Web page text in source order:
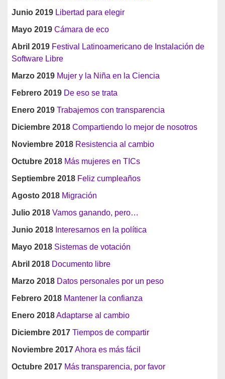
Junio 2019 Libertad para elegir
Mayo 2019 Cámara de eco
Abril 2019 Festival Latinoamericano de Instalación de
Software Libre
Marzo 2019 Mujer y la Niña en la Ciencia
Febrero 2019 De eso se trata
Enero 2019 Trabajemos con transparencia
Diciembre 2018 Compartiendo lo mejor de nosotros
Noviembre 2018 Resistencia al cambio
Octubre 2018 Más mujeres en TICs
Septiembre 2018 Feliz cumpleaños
Agosto 2018 Migración
Julio 2018 Vamos ganando, pero…
Junio 2018 Interesarnos en la política
Mayo 2018 Sistemas de votación
Abril 2018 Documento libre
Marzo 2018 Datos personales por un peso
Febrero 2018 Mantener la confianza
Enero 2018Adaptarse al cambio
Diciembre 2017 Tiempos de compartir
Noviembre 2017Ahora es más fácil
Octubre 2017 Más transparencia, por favor